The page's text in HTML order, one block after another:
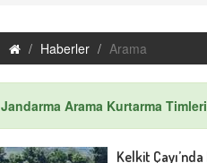
Haberler Arama
Jandarma Arama Kurtarma Timleri
Kelkit